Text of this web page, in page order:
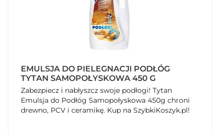
EMULSJA DO PIELEGNACJI PODŁÓG
TYTAN SAMOPOŁYSKOWA 450 G
Zabezpiecz i nabłyszcz swoje podłogi! Tytan
Emulsja do Podłóg Samopołyskowa 450g chroni
drewno, PCV i ceramikę. Kup na SzybkiKoszyk.pl!